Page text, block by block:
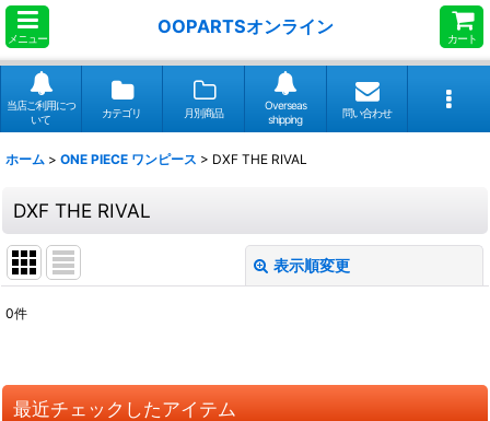
メニュー
OOPARTSオンライン
カート
当店ご利用につ
いて
カテゴリ 月別商品
Overseas
shipping
問い合わせ
ホーム > ONE PIECE ワンピース > DXF THE RIVAL
DXF THE RIVAL
表示順変更
並び順:
0件
最近チェックしたアイテム